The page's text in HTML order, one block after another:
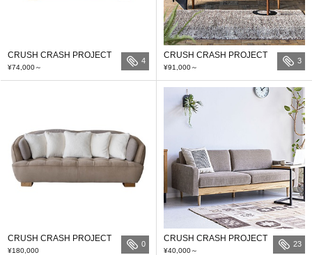
CRUSH CRASH PROJECT
¥74,000～
4
CRUSH CRASH PROJECT
¥91,000～
3
CRUSH CRASH PROJECT
¥180,000
0
CRUSH CRASH PROJECT
¥40,000～
23